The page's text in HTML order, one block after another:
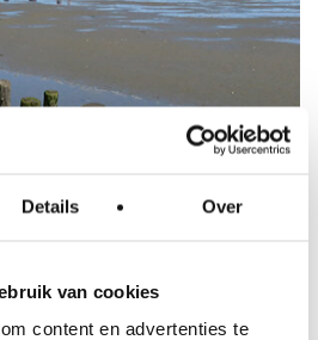
Details Over
van cookies
content en advertenties te